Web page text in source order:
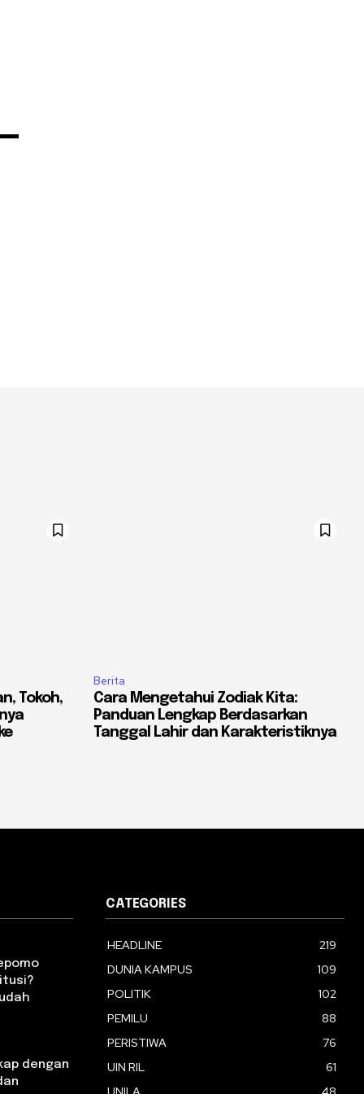
Tokoh,
Berita
Cara Mengetahui Zodiak Kita:
Panduan Lengkap Berdasarkan
Tanggal Lahir dan Karakteristiknya
dengan
CATEGORIES
HEADLINE
219
DUNIA KAMPUS
109
POLITIK
102
PEMILU
88
PERISTIWA
76
UIN RIL
61